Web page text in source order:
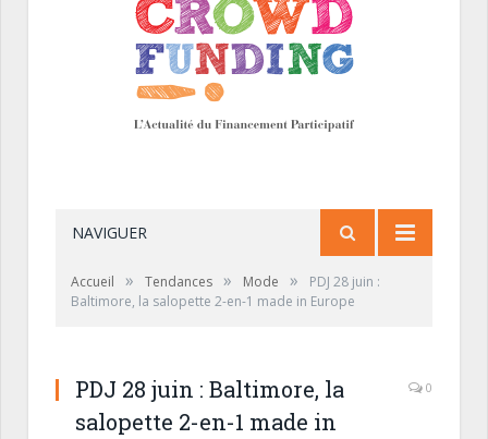
NAVIGUER
Accueil » Tendances » Mode »
PDJ 28 juin :
Baltimore, la salopette 2-en-1 made in Europe
PDJ 28 juin : Baltimore, la
salopette 2-en-1 made in
0